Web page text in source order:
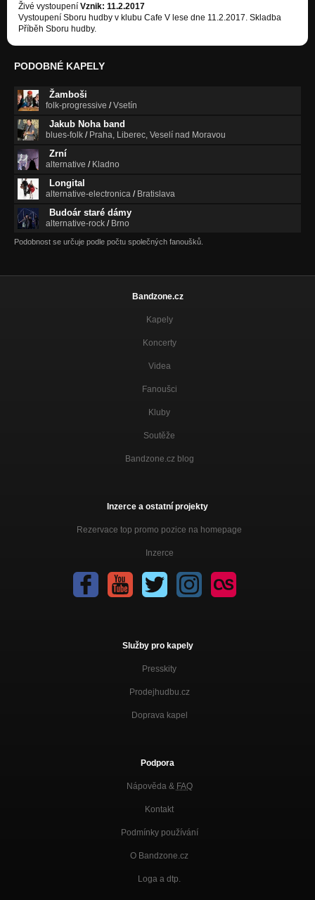
Živé vystoupení Vznik: 11.2.2017
Vystoupení Sboru hudby v klubu Cafe V lese dne 11.2.2017. Skladba
Příběh Sboru hudby.
PODOBNÉ KAPELY
Žamboši
folk-progressive /Vsetín
Jakub Noha band
blues-folk / Praha, Liberec, Veselí nad Moravou
Zrní
alternative / Kladno
Longital
alternative-electronica / Bratislava
Budoár staré dámy
alternative-rock / Brno
Podobnost se určuje podle počtu společných fanoušků.
Bandzone.cz
Kapely
Koncerty
Videa
Fanoušci
Kluby
Soutěže
Bandzone.cz blog
Inzerce a ostatní projekty
Rezervace top promo pozice na homepage
Inzerce
Služby pro kapely
Presskity
Prodejhudbu.cz
Doprava kapel
Podpora
Nápověda & FAQ
Kontakt
Podmínky používání
O Bandzone.cz
Loga a dtp.